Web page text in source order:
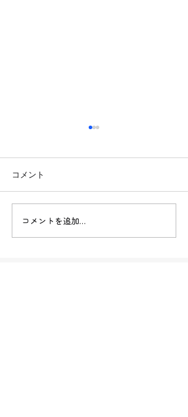
1/24〜1/30の鶴川落語会
コメント
コメントを追加…